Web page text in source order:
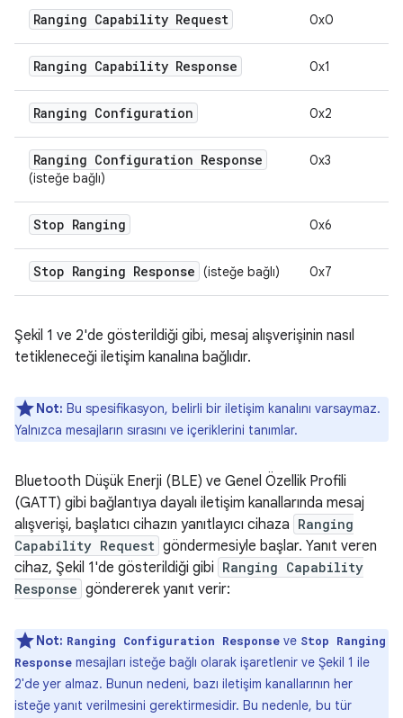
Ranging Capability Request 0x0
Ranging Capability Response 0x1
Ranging Configuration 0x2
Ranging Configuration Response
(isteğe bağlı)
0x3
Stop Ranging 0x6
Stop Ranging Response (isteğe bağlı) 0x7
Şekil 1 ve 2'de gösterildiği gibi, mesaj alışverişinin nasıl
tetikleneceği iletişim kanalına bağlıdır.
Not: Bu spesifikasyon, belirli bir iletişim kanalını varsaymaz.
Yalnızca mesajların sırasını ve içeriklerini tanımlar.
Bluetooth Düşük Enerji (BLE) ve Genel Özellik Profili
(GATT) gibi bağlantıya dayalı iletişim kanallarında mesaj
alışverişi, başlatıcı cihazın yanıtlayıcı cihaza Ranging
Capability Request göndermesiyle başlar. Yanıt veren
cihaz, Şekil 1'de gösterildiği gibi Ranging Capability
Response göndererek yanıt verir:
Not: Ranging Configuration Response ve Stop Ranging
Response mesajları isteğe bağlı olarak işaretlenir ve Şekil 1 ile
2'de yer almaz. Bunun nedeni, bazı iletişim kanallarının her
isteğe yanıt verilmesini gerektirmesidir. Bu nedenle, bu tür